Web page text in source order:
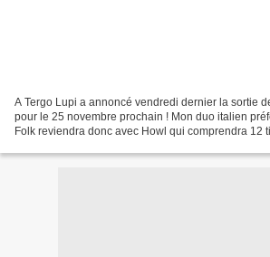
A Tergo Lupi a annoncé vendredi dernier la sortie
pour le 25 novembre prochain ! Mon duo italien
Folk reviendra donc avec Howl qui comprendra 12